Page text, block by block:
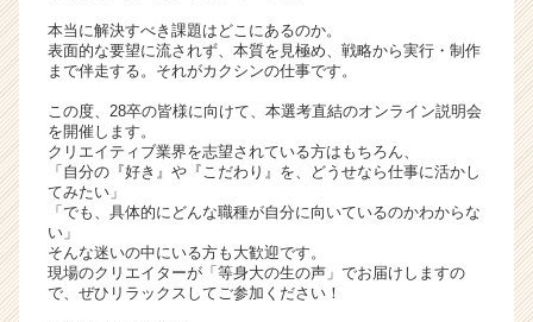
ア
キ
リ
（C
e
r
C
本当に解決すべき課題はどこにあるのか。
表面的な要望に流されず、本質を見極め、戦略から実行・制作
まで伴走する。それがカクシンの仕事です。
この度、28卒の皆様に向けて、本選考直結のオンライン説明会
を開催します。
クリエイティブ業界を志望されている方はもちろん、
「自分の『好き』や『こだわり』を、どうせなら仕事に活かし
てみたい」
「でも、具体的にどんな職種が自分に向いているのかわからな
い」
そんな迷いの中にいる方も大歓迎です。
現場のクリエイターが「等身大の生の声」でお届けしますの
で、ぜひリラックスしてご参加ください！